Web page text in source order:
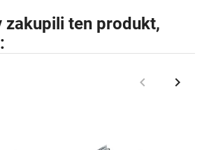
zakupili ten produkt,
Poprzedni
keyboard_arrow_left keyboard_arrow_right